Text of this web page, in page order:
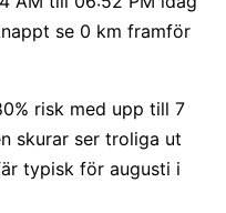
se 0 km framför
risk med upp till 7
skurar ser troliga ut
typisk för augusti i